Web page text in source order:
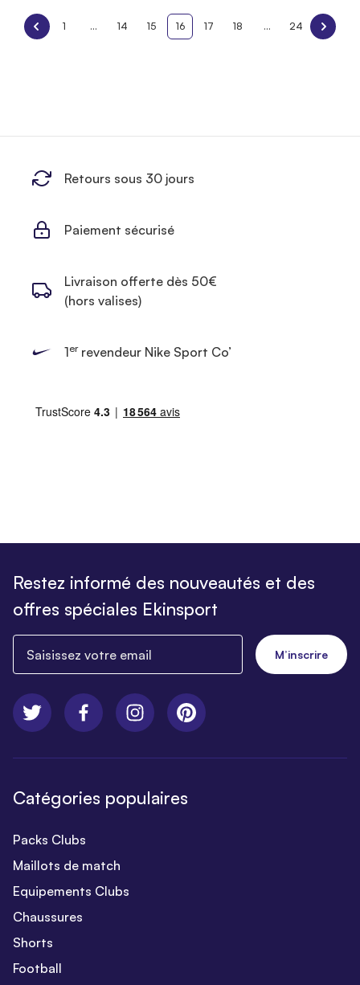
1 ... 14 15 16 17 18 ... 24
Retours sous 30 jours
Paiement sécurisé
Livraison offerte dès 50€
(hors valises)
1errevendeur Nike Sport Co’
Restez informé des nouveautés et des
offres spéciales Ekinsport
M’inscrire
Catégories populaires
Packs Clubs
Maillots de match
Equipements Clubs
Chaussures
Shorts
Football